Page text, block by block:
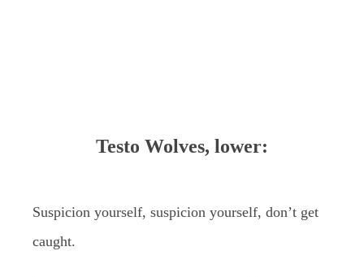
Testo Wolves, lower:
Suspicion yourself, suspicion yourself, don’t get
caught.